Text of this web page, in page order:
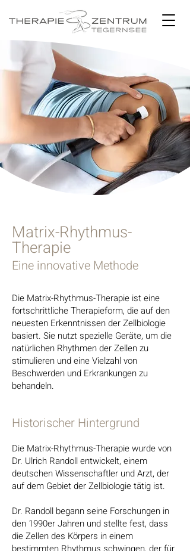
Matrix-Rhythmus-
Therapie
Eine innovative Methode
Die Matrix-Rhythmus-Therapie ist eine
fortschrittliche Therapieform, die auf den
neuesten Erkenntnissen der Zellbiologie
basiert. Sie nutzt spezielle Geräte, um die
natürlichen Rhythmen der Zellen zu
stimulieren und eine Vielzahl von
Beschwerden und Erkrankungen zu
behandeln.
Historischer Hintergrund
Die Matrix-Rhythmus-Therapie wurde von
Dr. Ulrich Randoll entwickelt, einem
deutschen Wissenschaftler und Arzt, der
auf dem Gebiet der Zellbiologie tätig ist.
Dr. Randoll begann seine Forschungen in
den 1990er Jahren und stellte fest, dass
die Zellen des Körpers in einem